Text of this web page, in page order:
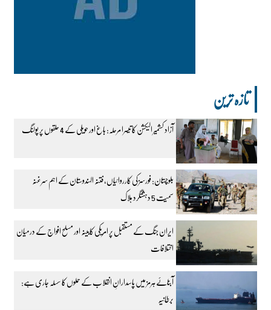
تازہ ترین
آزاد کشمیر الیکشن کا تیسرا مرحلہ: باغ اور حویلی کے 4 حلقوں پر پولنگ
بلوچستان: فورسز کی کارروائیاں، فتنہ الہندوستان کے اہم سرغنہ
سمیت 5 دہشتگرد ہلاک
ایران جنگ کے مستقبل پر امریکی کابینہ اور مسلح افواج کے درمیان
اختلافات
آبنائے ہرمز میں پاسدارانِ انقلاب کے حملوں کا سسلہ جاری ہے:
برطانیہ